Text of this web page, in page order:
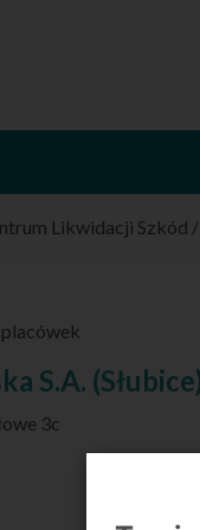
Likwidacji Szkód /
S.A.
3c